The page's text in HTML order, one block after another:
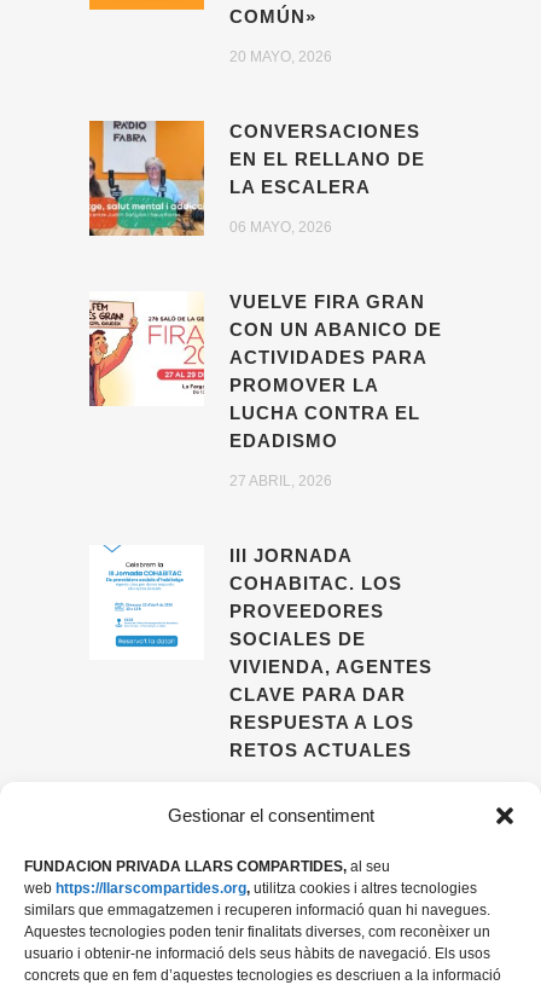
Gestionar el consentiment
FUNDACION PRIVADA LLARS COMPARTIDES, al seu
web https://llarscompartides.org, utilitza cookies i altres tecnologies
similars que emmagatzemen i recuperen informació quan hi navegues.
Aquestes tecnologies poden tenir finalitats diverses, com reconèixer un
usuario i obtenir-ne informació dels seus hàbits de navegació. Els usos
concrets que en fem d’aquestes tecnologies es descriuen a la informació
COMÚN»
20 MAYO, 2026
CONVERSACIONES
EN EL RELLANO DE
LA ESCALERA
06 MAYO, 2026
VUELVE FIRA GRAN
CON UN ABANICO DE
ACTIVIDADES PARA
PROMOVER LA
LUCHA CONTRA EL
EDADISMO
27 ABRIL, 2026
III JORNADA
COHABITAC. LOS
PROVEEDORES
SOCIALES DE
VIVIENDA, AGENTES
CLAVE PARA DAR
RESPUESTA A LOS
RETOS ACTUALES